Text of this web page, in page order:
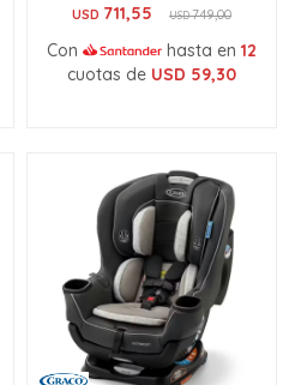
USD 711,55 USD749,00
Con hasta en 12
cuotas de USD 59,30